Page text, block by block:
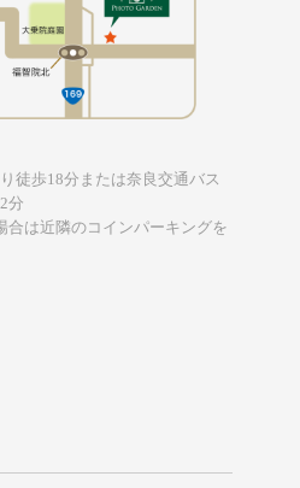
徒歩18分または奈良交通バス
分
は近隣のコインパーキングを